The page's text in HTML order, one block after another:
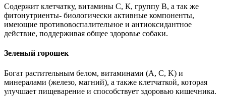
Содержит клетчатку, витамины С, К, группу В, а так же
фитонутриенты- биологически активные компоненты,
имеющие противовоспалительное и антиоксидантное
действие, поддерживая общее здоровье собаки.
Зеленый горошек
Богат растительным белом, витаминами (A, C, K) и
минералами (железо, магний), а также клетчаткой, которая
улучшает пищеварение и способствует здоровью кишечника.